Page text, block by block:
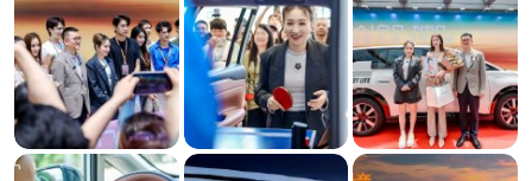
但我要说的不是排面，而是埃安在这件事里露出的一
个狠招：把交付仪式产品化。
注意一个细节。刘诗雯和车主玩的那个“车内乒乓挑
战”，不是纯娱乐——N60后排+后备箱打通后被改造
成迷你乒乓球场。世界冠军亲自替你验证空间够不够
用，比任何配置表上的数字都有说服力。